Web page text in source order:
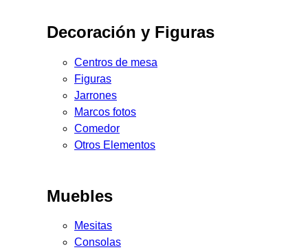
Decoración y Figuras
Centros de mesa
Figuras
Jarrones
Marcos fotos
Comedor
Otros Elementos
Muebles
Mesitas
Consolas